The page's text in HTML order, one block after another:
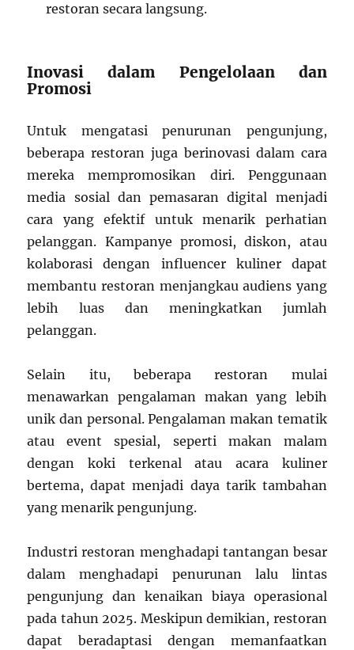
restoran secara langsung.
Inovasi dalam Pengelolaan dan
Promosi
Untuk mengatasi penurunan pengunjung,
beberapa restoran juga berinovasi dalam cara
mereka mempromosikan diri. Penggunaan
media sosial dan pemasaran digital menjadi
cara yang efektif untuk menarik perhatian
pelanggan. Kampanye promosi, diskon, atau
kolaborasi dengan influencer kuliner dapat
membantu restoran menjangkau audiens yang
lebih luas dan meningkatkan jumlah
pelanggan.
Selain itu, beberapa restoran mulai
menawarkan pengalaman makan yang lebih
unik dan personal. Pengalaman makan tematik
atau event spesial, seperti makan malam
dengan koki terkenal atau acara kuliner
bertema, dapat menjadi daya tarik tambahan
yang menarik pengunjung.
Industri restoran menghadapi tantangan besar
dalam menghadapi penurunan lalu lintas
pengunjung dan kenaikan biaya operasional
pada tahun 2025. Meskipun demikian, restoran
dapat beradaptasi dengan memanfaatkan